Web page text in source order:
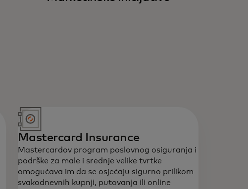
Mastercard Insurance
Mastercardov program poslovnog osiguranja i
podrške za male i srednje velike tvrtke
omogućava im da se osjećaju sigurno prilikom
svakodnevnih kupnji, putovanja ili online